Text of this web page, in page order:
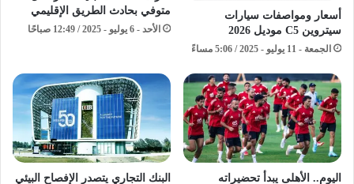
أسعار ومواصفات سيارات
سيتروين C5 موديل 2026
الجمعة - 11 يوليو - 2025 / 5:06 مساءً
متوفي بحادث الطريق الإقليمي
الأحد - 6 يوليو - 2025 / 12:49 صباحًا
اليوم.. الأهلى يبدأ تحضيراته
البنك التجاري يتصدر الإفصاح البيئي